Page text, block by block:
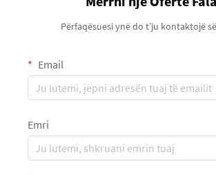
Përfaqësuesi ynë do t’ju kontaktojë
Email
Emri